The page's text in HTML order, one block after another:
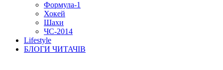
Формула-1
Хокей
Шахи
ЧС-2014
Lifestyle
БЛОГИ ЧИТАЧІВ